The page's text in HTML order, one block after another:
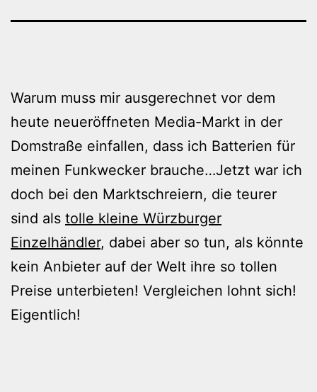
Warum muss mir ausgerechnet vor dem
heute neueröffneten Media-Markt in der
Domstraße einfallen, dass ich Batterien für
meinen Funkwecker brauche…Jetzt war ich
doch bei den Marktschreiern, die teurer
sind als tolle kleine Würzburger
Einzelhändler, dabei aber so tun, als könnte
kein Anbieter auf der Welt ihre so tollen
Preise unterbieten! Vergleichen lohnt sich!
Eigentlich!